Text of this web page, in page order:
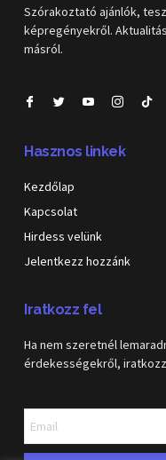
Szórakoztató ajánlók,
képregényekről.
másról.
Hasznos linkek
Kezdőlap
Kapcsolat
Hirdess velünk
Jelentkezz hozzánk
Iratkozz fel
Ha nem szeretnél
érdekességekről,